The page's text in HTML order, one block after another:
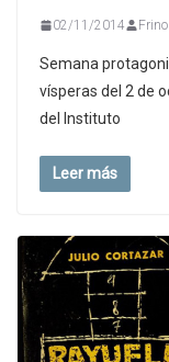
02/11/2014 Frino
Semana
vísperas del 2 de
del Instituto
Leer más